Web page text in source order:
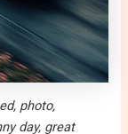
photo,
day, great